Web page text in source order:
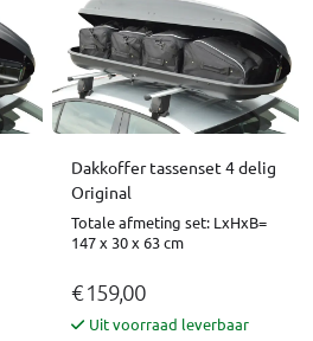
Dakkoffer tassenset 4 delig
Original
Totale afmeting set: LxHxB=
147 x 30 x 63 cm
€ 159,00
Uit voorraad leverbaar